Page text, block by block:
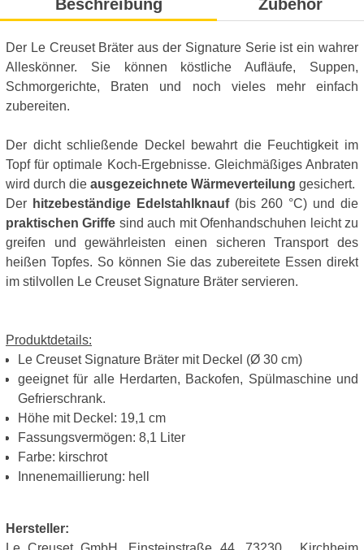
Beschreibung Zubehör
Der Le Creuset Bräter aus der Signature Serie ist ein wahrer
Alleskönner. Sie können köstliche Aufläufe, Suppen,
Schmorgerichte, Braten und noch vieles mehr einfach
zubereiten.
Der dicht schließende Deckel bewahrt die Feuchtigkeit im
Topf für optimale Koch-Ergebnisse. Gleichmäßiges Anbraten
wird durch die ausgezeichnete Wärmeverteilung gesichert.
Der hitzebeständige Edelstahlknauf (bis 260 °C) und die
praktischen Griffe sind auch mit Ofenhandschuhen leicht zu
greifen und gewährleisten einen sicheren Transport des
heißen Topfes. So können Sie das zubereitete Essen direkt
im stilvollen Le Creuset Signature Bräter servieren.
Produktdetails:
Le Creuset Signature Bräter mit Deckel (Ø 30 cm)
geeignet für alle Herdarten, Backofen, Spülmaschine und
Gefrierschrank.
Höhe mit Deckel: 19,1 cm
Fassungsvermögen: 8,1 Liter
Farbe: kirschrot
Innenemaillierung: hell
Hersteller: